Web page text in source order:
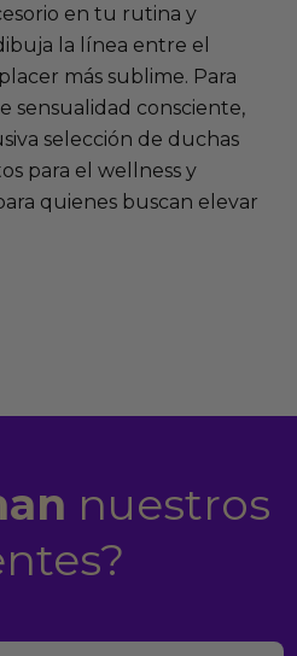
en tu rutina y
la línea entre el
más sublime. Para
sensualidad consciente,
selección de duchas
para elwellness y
quienes buscan elevar
nuestros